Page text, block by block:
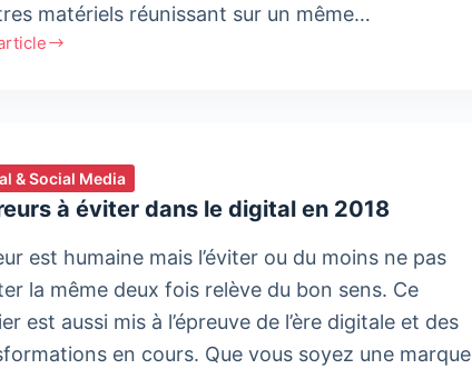
matériels réunissant sur un même…
& Social Media
à éviter dans le digital en 2018
est humaine mais l’éviter ou du moins ne pas
la même deux fois relève du bon sens. Ce
est aussi mis à l’épreuve de l’ère digitale et des
en cours. Que vous soyez une marque